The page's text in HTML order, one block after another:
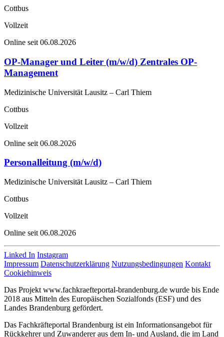
Cottbus
Vollzeit
Online seit 06.08.2026
OP-Manager und Leiter (m/w/d) Zentrales OP-
Management
Medizinische Universität Lausitz – Carl Thiem
Cottbus
Vollzeit
Online seit 06.08.2026
Personalleitung (m/w/d)
Medizinische Universität Lausitz – Carl Thiem
Cottbus
Vollzeit
Online seit 06.08.2026
Linked In Instagram
Impressum Datenschutzerklärung Nutzungsbedingungen Kontakt
Cookiehinweis
Das Projekt www.fachkraefteportal-brandenburg.de wurde bis Ende
2018 aus Mitteln des Europäischen Sozialfonds (ESF) und des
Landes Brandenburg gefördert.
Das Fachkräfteportal Brandenburg ist ein Informationsangebot für
Rückkehrer und Zuwanderer aus dem In- und Ausland, die im Land